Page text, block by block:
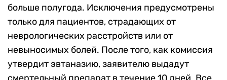
больше полугода. Исключения предусмотрены
только для пациентов, страдающих от
неврологических расстройств или от
невыносимых болей. После того, как комиссия
утвердит эвтаназию, заявителю выдадут